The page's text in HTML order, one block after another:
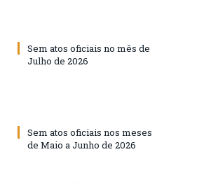
Sem atos oficiais no mês de
Julho de 2026
Sem atos oficiais nos meses
de Maio a Junho de 2026